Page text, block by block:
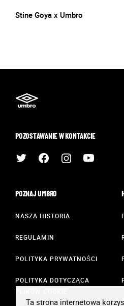
Stine Goya x Umbro
POZOSTAWANIE W KONTAKCIE
POZNAJ UMBRO
NASZA HISTORIA
REGULAMIN
POLITYKA PRYWATNOŚCI
POLITYKA DOTYCZĄCA
Ta strona internetowa